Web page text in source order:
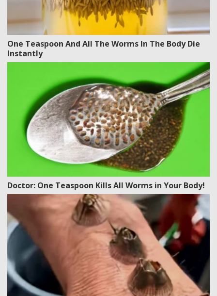
One Teaspoon And All The Worms In The Body Die
Instantly
Doctor: One Teaspoon Kills All Worms in Your Body!